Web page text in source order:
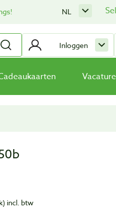
NL
Inloggen
incl. btw